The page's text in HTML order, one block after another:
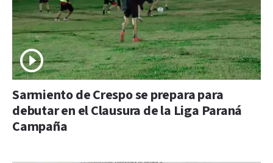
Sarmiento de Crespo se prepara para
debutar en el Clausura de la Liga Paraná
Campaña